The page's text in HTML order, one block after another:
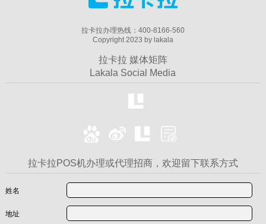
拉卡拉办理热线：400-8166-560
Copyright 2023 by lakala
拉卡拉 媒体矩阵
Lakala Social Media
拉卡拉POS机办理或代理招商，欢迎留下联系方式
姓名
地址